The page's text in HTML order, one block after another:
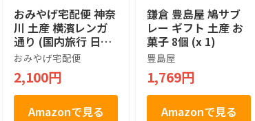
おみやげ宅配便 神奈
川 土産 横濱レンガ
通り (国内旅行 日本
神奈川 お土産）
おみやげ宅配便
2,100円
Amazonで見る
鎌倉 豊島屋 鳩サブ
レー ギフト 土産 お
菓子 8個 (x 1)
豊島屋
1,769円
Amazonで見る